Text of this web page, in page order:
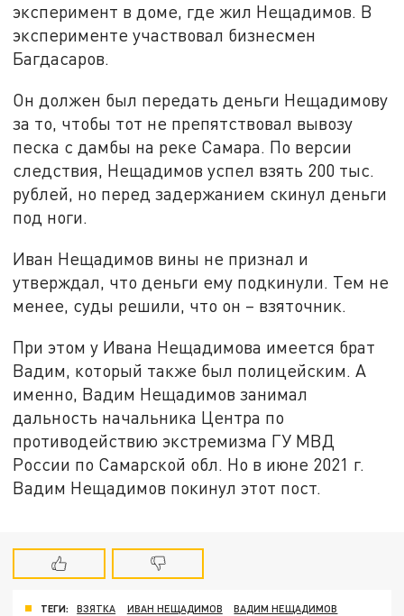
эксперимент в доме, где жил Нещадимов. В
эксперименте участвовал бизнесмен
Багдасаров.
Он должен был передать деньги Нещадимову
за то, чтобы тот не препятствовал вывозу
песка с дамбы на реке Самара. По версии
следствия, Нещадимов успел взять 200 тыс.
рублей, но перед задержанием скинул деньги
под ноги.
Иван Нещадимов вины не признал и
утверждал, что деньги ему подкинули. Тем не
менее, суды решили, что он – взяточник.
При этом у Ивана Нещадимова имеется брат
Вадим, который также был полицейским. А
именно, Вадим Нещадимов занимал
дальность начальника Центра по
противодействию экстремизма ГУ МВД
России по Самарской обл. Но в июне 2021 г.
Вадим Нещадимов покинул этот пост.
ТЕГИ: ВЗЯТКА ИВАН НЕЩАДИМОВ ВАДИМ НЕЩАДИМОВ